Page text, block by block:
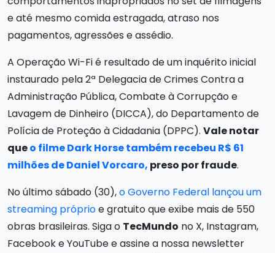
e até mesmo comida estragada, atraso nos
pagamentos, agressões e assédio.
A Operação Wi-Fi é resultado de um inquérito inicial
instaurado pela 2ª Delegacia de Crimes Contra a
Administração Pública, Combate à Corrupção e
Lavagem de Dinheiro (DICCA), do Departamento de
Polícia de Proteção à Cidadania (DPPC). Vale notar
queo filme Dark Horse também recebeu R$ 61
milhões de Daniel Vorcaro, preso por fraude.
No último sábado (30),o Governo Federal lançou um
streaming próprioe gratuito que exibe mais de 550
obras brasileiras. Siga o TecMundo no X, Instagram,
Facebook e YouTube e assine a nossa newsletter